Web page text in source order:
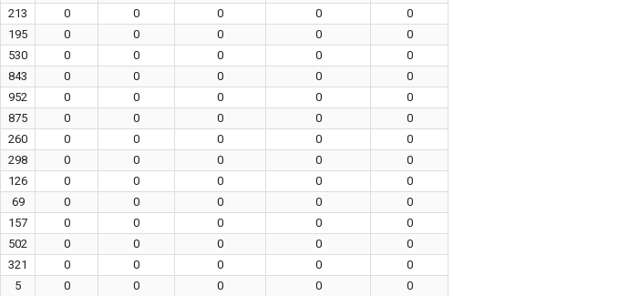
213 0 0 0 0
0
195 0 0 0 0
0
530 0 0 0 0
0
843 0 0 0 0
0
952 0 0 0 0
0
875 0 0 0 0
0
260 0 0 0 0
0
298 0 0 0 0
0
126 0 0 0 0
0
69 0 0 0 0
0
157 0 0 0 0
0
502 0 0 0 0
0
321 0 0 0 0
0
5 0 0 0 0
0